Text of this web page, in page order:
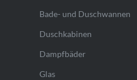
Bade- und Duschwannen
Duschkabinen
Dampfbäder
Glas